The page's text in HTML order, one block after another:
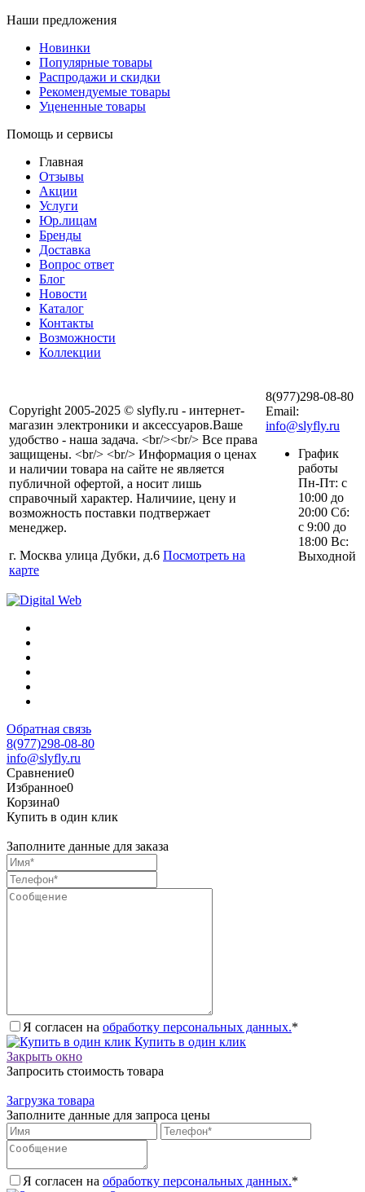
Наши предложения
Новинки
Популярные товары
Распродажи и скидки
Рекомендуемые товары
Уцененные товары
Помощь и сервисы
Главная
Отзывы
Акции
Услуги
Юр.лицам
Бренды
Доставка
Вопрос ответ
Блог
Новости
Каталог
Контакты
Возможности
Коллекции
Copyright 2005-2025 © slyfly.ru - интернет-
магазин электроники и аксессуаров.Ваше
удобство - наша задача. <br/><br/> Все права
защищены. <br/> <br/> Информация о ценах
и наличии товара на сайте не является
публичной офертой, а носит лишь
справочный характер. Наличиие, цену и
возможность поставки подтвержает
менеджер.
г. Москва улица Дубки, д.6 Посмотреть на
карте
8(977)298-08-80
Email:
info@slyfly.ru
График
работы
Пн-Пт: с
10:00 до
20:00 Сб:
с 9:00 до
18:00 Вс:
Выходной
Обратная связь
8(977)298-08-80
info@slyfly.ru
Сравнение0
Избранное0
Корзина0
Купить в один клик
Заполните данные для заказа
Я согласен на обработку персональных данных.*
Купить в один клик
Закрыть окно
Запросить стоимость товара
Загрузка товара
Заполните данные для запроса цены
Я согласен на обработку персональных данных.*